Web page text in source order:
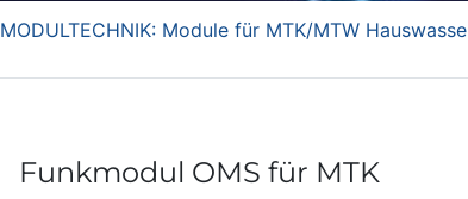
MODULTECHNIK: Module für MTK/MTW
Funkmodul OMS für MTK